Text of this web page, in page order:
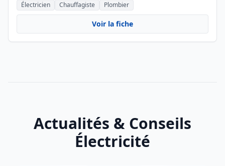
Électricien
Chauffagiste Plombier
Voir la fiche
Actualités & Conseils
Électricité